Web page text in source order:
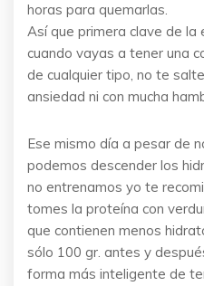
horas para quemarlas.
Así que primera clave de la
cuando vayas a tener una
de cualquier tipo, no te
ansiedad ni con mucha
Ese mismo día a pesar de
podemos descender los
no entrenamos yo te
tomes la proteína con
que contienen menos
sólo 100 gr. antes y
forma más inteligente de